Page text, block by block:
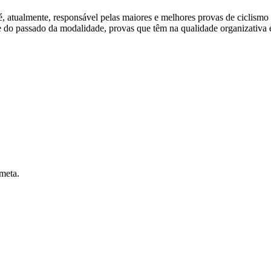
responsável pelas maiores e melhores provas de
passado da modalidade, provas que têm na qualidade